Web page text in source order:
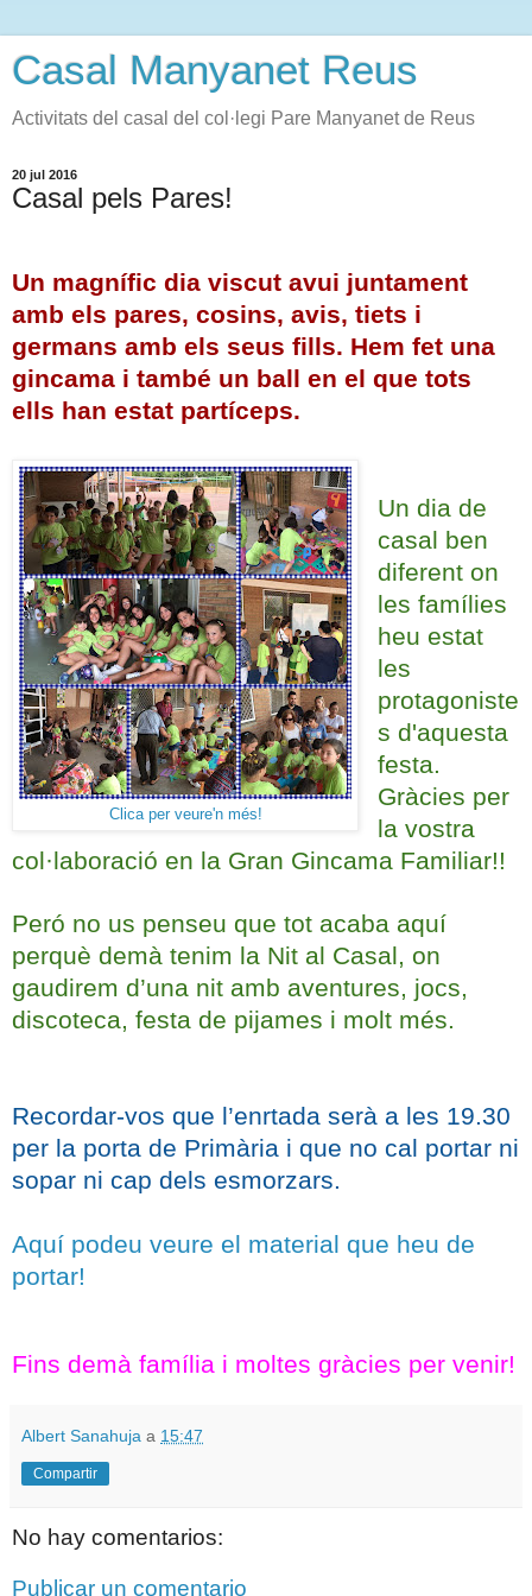
Casal Manyanet Reus
Activitats del casal del col·legi Pare Manyanet de Reus
20 jul 2016
Casal pels Pares!
Un magnífic dia viscut avui juntament
amb els pares, cosins, avis, tiets i
germans amb els seus fills. Hem fet una
gincama i també un ball en el que tots
ells han estat partíceps.
Clica per veure'n més!
Un dia de
casal ben
diferent on
les famílies
heu estat
les
protagoniste
s d'aquesta
festa.
Gràcies per
la vostra
col·laboració en la Gran Gincama Familiar!!
Peró no us penseu que tot acaba aquí
perquè demà tenim la Nit al Casal, on
gaudirem d’una nit amb aventures, jocs,
discoteca, festa de pijames i molt més.
Recordar-vos que l’enrtada serà a les 19.30
per la porta de Primària i que no cal portar ni
sopar ni cap dels esmorzars.
Aquí podeu veure el material que heu de
portar!
Fins demà família i moltes gràcies per venir!
Albert Sanahuja a 15:47
Compartir
No hay comentarios:
Publicar un comentario